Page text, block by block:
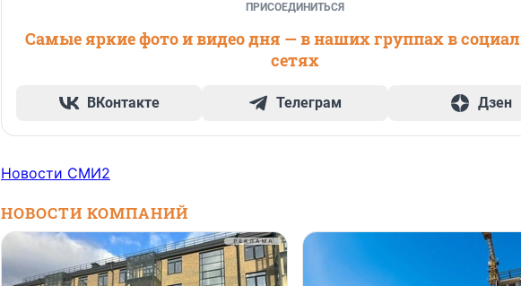
ПРИСОЕДИНИТЬСЯ
Самые яркие фото и видео дня — в наших группах в
сетях
ВКонтакте Телеграм Дзен
Новости СМИ2
НОВОСТИ КОМПАНИЙ